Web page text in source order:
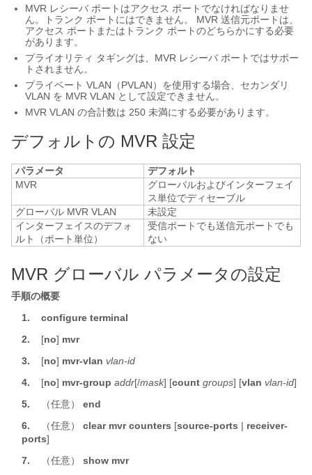
MVR レシーバ ポートはアクセス ポートでなければなりませ
ん。トランク ポートにはできません。 MVR 送信元ポートは、
アクセス ポートまたはトランク ポートのどちらかにする必要
があります。
プライオリティ タギングは、MVR レシーバ ポートではサポー
トされません。
プライベート VLAN（PVLAN）を使用する場合、セカンダリ
VLAN を MVR VLAN として設定できません。
MVR VLAN の合計数は 250 未満にする必要があります。
デフォルトの MVR 設定
パラメータ
デフォルト
MVR
グローバルおよびインターフェイ
ス単位でディセーブル
グローバル MVR VLAN
未設定
インターフェイスのデフォ
ルト（ポート単位）
受信ポートでも送信元ポートでも
ない
MVR グローバル パラメータの設定
手順の概要
1.
configure terminal
2.
[no] mvr
3.
[no] mvr-vlan vlan-id
4.
[no] mvr-group addr[/mask] [count groups] [vlan vlan-id]
5. （任意） end
6. （任意） clear mvr counters [source-ports | receiver-
ports]
7. （任意） show mvr